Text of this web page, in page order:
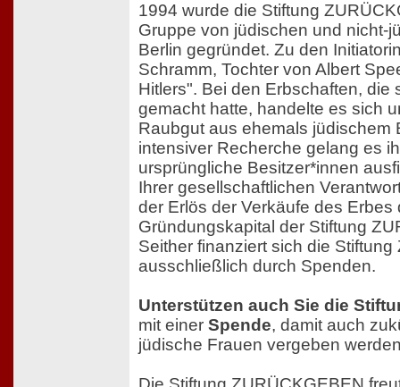
1994 wurde die Stiftung
Gruppe von jüdischen und nicht-
Berlin gegründet. Zu den
Schramm, Tochter von Albert
Hitlers". Bei den Erbschaften, die
gemacht hatte, handelte es sich
Raubgut aus ehemals jüdischem
intensiver Recherche gelang es
ursprüngliche Besitzer*innen
Ihrer gesellschaftlichen
der Erlös der Verkäufe des Erbes
Gründungskapital der Stiftung
Seither finanziert sich die
ausschließlich durch Spenden.
Unterstützen auch Sie die
mit einer Spende, damit auch
jüdische Frauen vergeben